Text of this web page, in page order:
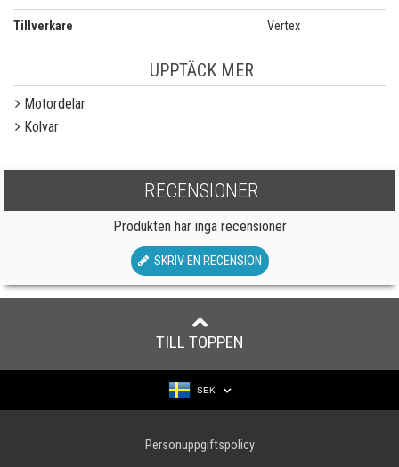
Tillverkare Vertex
UPPTÄCK MER
Motordelar
Kolvar
RECENSIONER
Produkten har inga recensioner
SKRIV EN RECENSION
TILL TOPPEN
SEK
Personuppgiftspolicy